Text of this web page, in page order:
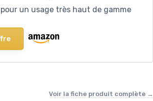
un usage très haut de gamme
Voir la fiche produit complète →